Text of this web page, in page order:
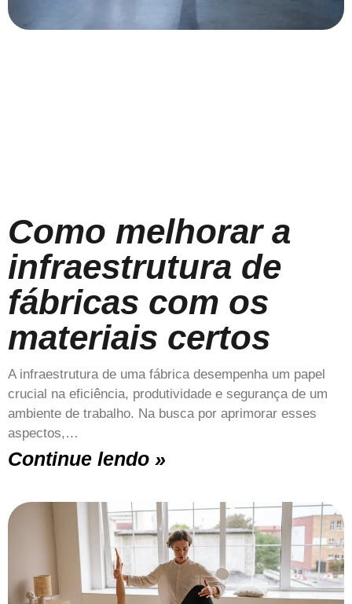
Como melhorar a
infraestrutura de
fábricas com os
materiais certos
A infraestrutura de uma fábrica desempenha um papel
crucial na eficiência, produtividade e segurança de um
ambiente de trabalho. Na busca por aprimorar esses
aspectos,…
Continue lendo »